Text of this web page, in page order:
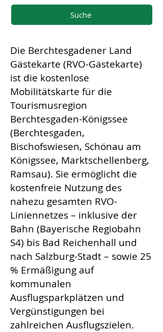
Suche
Die Berchtesgadener Land
Gästekarte (RVO-Gästekarte)
ist die kostenlose
Mobilitätskarte für die
Tourismusregion
Berchtesgaden-Königssee
(Berchtesgaden,
Bischofswiesen, Schönau am
Königssee, Marktschellenberg,
Ramsau). Sie ermöglicht die
kostenfreie Nutzung des
nahezu gesamten RVO-
Liniennetzes – inklusive der
Bahn (Bayerische Regiobahn
S4) bis Bad Reichenhall und
nach Salzburg-Stadt – sowie 25
% Ermäßigung auf
kommunalen
Ausflugsparkplätzen und
Vergünstigungen bei
zahlreichen Ausflugszielen.